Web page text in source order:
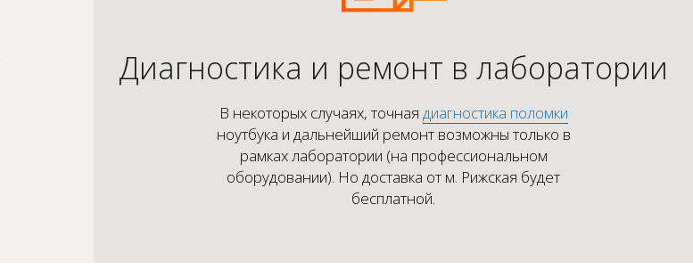
Диагностика и ремонт в лаборатории
В некоторых случаях, точная диагностика поломки
ноутбука и дальнейший ремонт возможны только в
рамках лаборатории (на профессиональном
оборудовании). Но доставка от м. Рижская будет
бесплатной.